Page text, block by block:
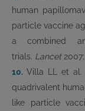
human
particle vaccine
a combined
trials. Lancet2007;
10. Villa LL et al.
quadrivalent
like particle